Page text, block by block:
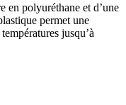
en polyuréthane et d’une
permet une
jusqu’à